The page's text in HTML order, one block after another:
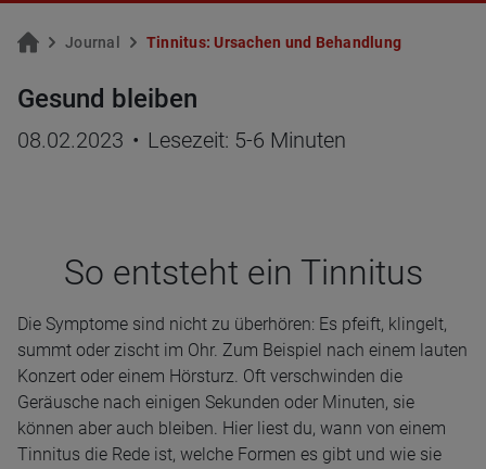
Jour­nal Tin­ni­tus: Ur­sa­chen und Be­hand­lung
Gesund bleiben
08.02.2023 • Lesezeit: 5-6 Minuten
So ent­steht ein Tin­ni­tus
Die Symptome sind nicht zu überhören: Es pfeift, klingelt,
summt oder zischt im Ohr. Zum Beispiel nach einem lauten
Konzert oder einem Hörsturz. Oft verschwinden die
Geräusche nach einigen Sekunden oder Minuten, sie
können aber auch bleiben. Hier liest du, wann von einem
Tinnitus die Rede ist, welche Formen es gibt und wie sie